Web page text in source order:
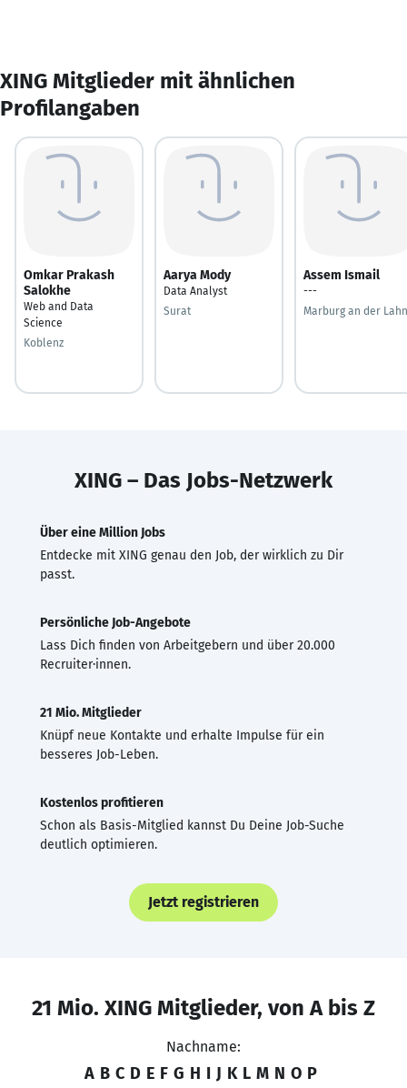
XING Mitglieder mit ähnlichen
Profilangaben
Omkar Prakash
Salokhe
Web and Data
Science
Koblenz
Aarya Mody
Data Analyst
Surat
Assem Ismail
---
Marburg an der Lahn
XING – Das Jobs-Netzwerk
Über eine Million Jobs
Entdecke mit XING genau den Job, der wirklich zu Dir
passt.
Persönliche Job-Angebote
Lass Dich finden von Arbeitgebern und über 20.000
Recruiter·innen.
21 Mio. Mitglieder
Knüpf neue Kontakte und erhalte Impulse für ein
besseres Job-Leben.
Kostenlos profitieren
Schon als Basis-Mitglied kannst Du Deine Job-Suche
deutlich optimieren.
Jetzt registrieren
21 Mio. XING Mitglieder, von A bis Z
Nachname:
A B C D E F G H I J K L M N O P